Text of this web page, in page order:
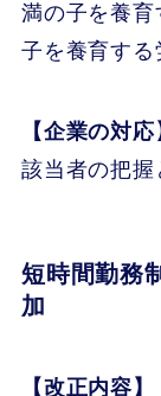
満の子を養
子を養育する
【企業の対応
該当者の把握
短時間勤務
加
【改正内容】